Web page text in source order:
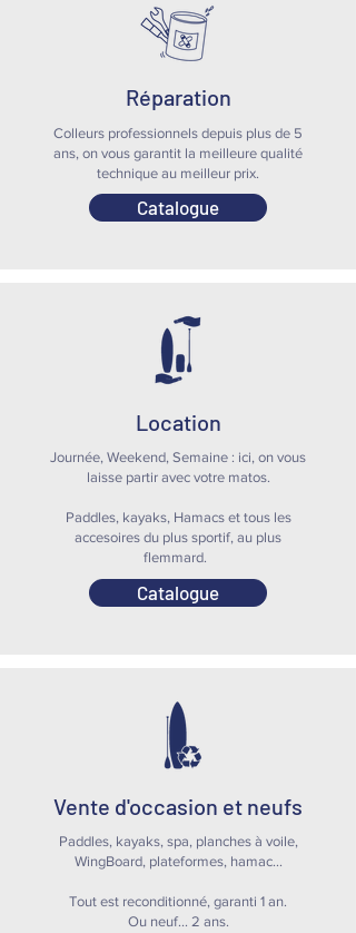
Réparation
Colleurs professionnels depuis plus de 5
ans, on vous garantit la meilleure qualité
technique au meilleur prix.
Catalogue
Location
Journée, Weekend, Semaine : ici, on vous
laisse partir avec votre matos.
Paddles, kayaks, Hamacs et tous les
accesoires du plus sportif, au plus
flemmard.
Catalogue
Vente d'occasion et neufs
Paddles, kayaks, spa, planches à voile,
WingBoard, plateformes, hamac...
Tout est reconditionné, garanti 1 an.
Ou neuf... 2 ans.​